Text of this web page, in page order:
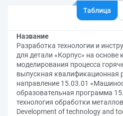
Таблица
Название
Разработка технологии и
для детали «Корпус» на основе
моделирования процесса
выпускная квалификационная
направление 15.03.01
образовательная программа
технология обработки
Development of technology and